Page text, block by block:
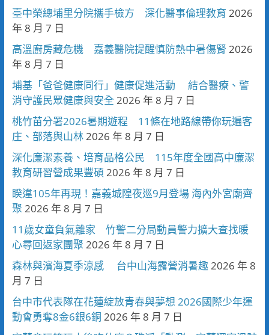
臺中榮總埔里分院攜手檢方 深化醫事倫理教育 2026
年 8 月 7 日
高溫廚房藏危機 嘉義醫院提醒慎防熱中暑傷腎 2026
年 8 月 7 日
埔基「爸爸健康同行」健康促進活動 結合醫療、警
消守護民眾健康與安全 2026 年 8 月 7 日
桃竹苗分署2026暑期遊程 11條在地路線帶你玩遍客
庄、部落與山林2026 年 8 月 7 日
深化廉潔素養、培育品格公民 115年度全國高中廉潔
教育研習營成果豐碩 2026 年 8 月 7 日
睽違105年再現！嘉義城隍夜巡9月登場 海內外宮廟齊
聚 2026 年 8 月 7 日
11歲女童負氣離家 竹警二分局動員警力擴大查找暖
心尋回返家團聚 2026 年 8 月 7 日
森林與濱海夏季涼感 台中山海露營消暑趣2026 年 8
月 7 日
台中市代表隊在花蓮綻放青春與夢想 2026國際少年運
動會勇奪8金6銀6銅 2026 年 8 月 7 日